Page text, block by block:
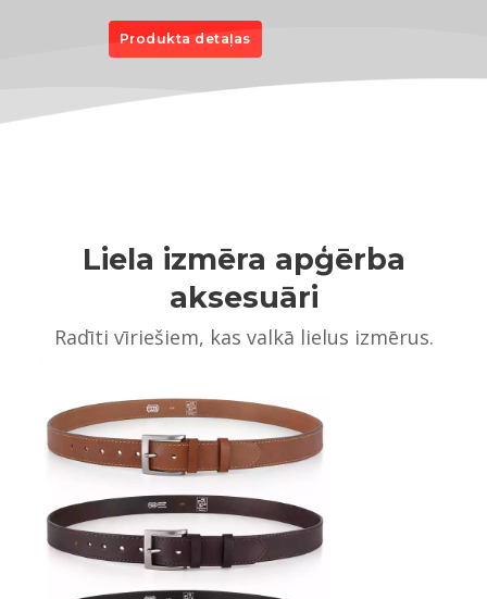
Produkta detaļas
Liela izmēra apģērba
aksesuāri
Radīti vīriešiem, kas valkā lielus izmērus.